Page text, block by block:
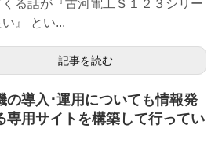
くる話が『古河電工Ｓ１２３シリー
』 とい...
記事を読む
の導入･運用についても情報発
専用サイトを構築して行ってい